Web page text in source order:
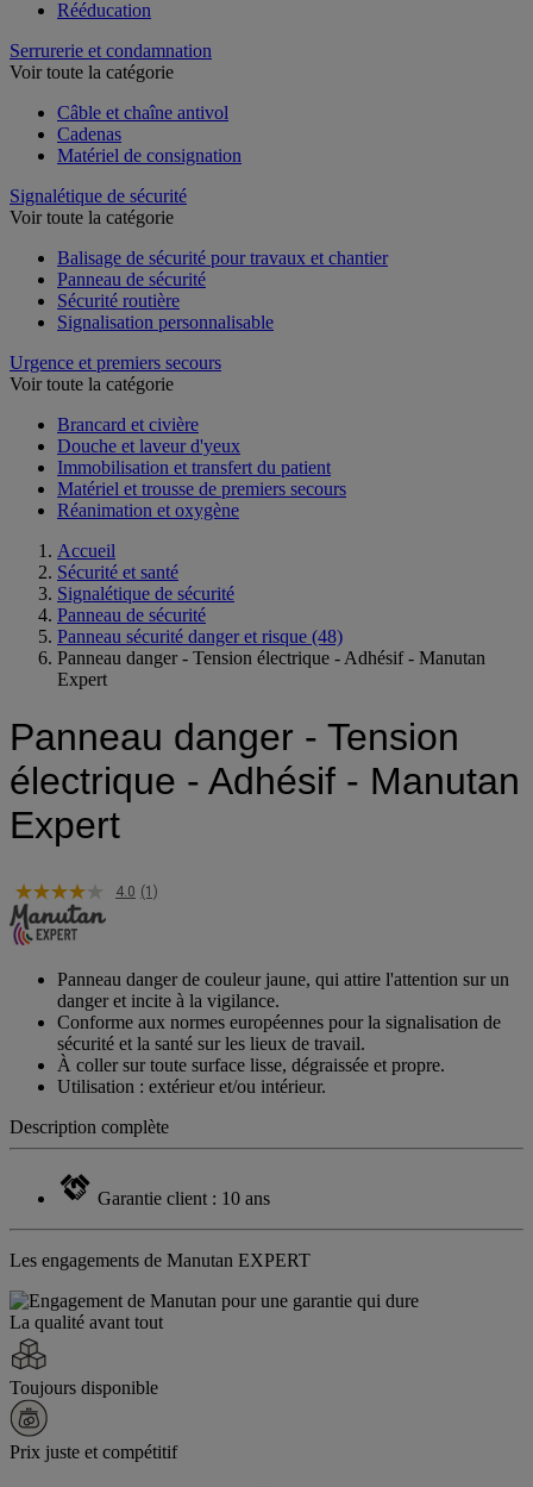
Rééducation
Serrurerie et condamnation
Voir toute la catégorie
Câble et chaîne antivol
Cadenas
Matériel de consignation
Signalétique de sécurité
Voir toute la catégorie
Balisage de sécurité pour travaux et chantier
Panneau de sécurité
Sécurité routière
Signalisation personnalisable
Urgence et premiers secours
Voir toute la catégorie
Brancard et civière
Douche et laveur d'yeux
Immobilisation et transfert du patient
Matériel et trousse de premiers secours
Réanimation et oxygène
Accueil
Sécurité et santé
Signalétique de sécurité
Panneau de sécurité
Panneau sécurité danger et risque (48)
Panneau danger - Tension électrique - Adhésif - Manutan
Expert
Panneau danger - Tension
électrique - Adhésif - Manutan
Expert
4.0 (1)
Panneau danger de couleur jaune, qui attire l'attention sur un
danger et incite à la vigilance.
Conforme aux normes européennes pour la signalisation de
sécurité et la santé sur les lieux de travail.
À coller sur toute surface lisse, dégraissée et propre.
Utilisation : extérieur et/ou intérieur.
Description complète
Garantie client : 10 ans
Les engagements de Manutan EXPERT
La qualité avant tout
Toujours disponible
Prix juste et compétitif